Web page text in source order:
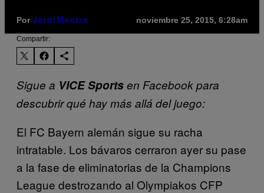
Por Jordi Mestre noviembre 25, 2015, 6:28am
Compartir:
Sigue a VICE Sportsen Facebook para
descubrir qué hay más allá del juego:
El FC Bayern alemán sigue su racha
intratable. Los bávaros cerraron ayer su pase
a la fase de eliminatorias de la Champions
League destrozando al Olympiakos CFP